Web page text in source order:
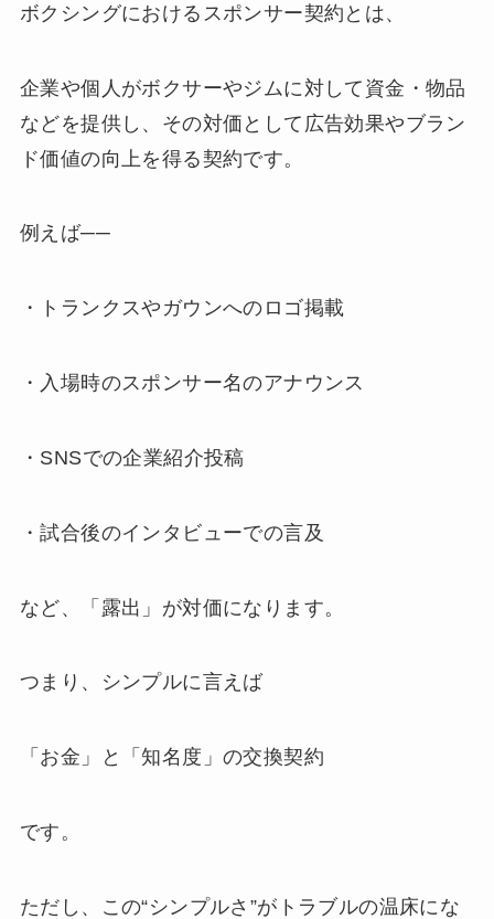
ボクシングにおけるスポンサー契約とは、
企業や個人がボクサーやジムに対して資金・物品
などを提供し、その対価として広告効果やブラン
ド価値の向上を得る契約です。
例えば──
・トランクスやガウンへのロゴ掲載
・入場時のスポンサー名のアナウンス
・SNSでの企業紹介投稿
・試合後のインタビューでの言及
など、「露出」が対価になります。
つまり、シンプルに言えば
「お金」と「知名度」の交換契約
です。
ただし、この“シンプルさ”がトラブルの温床にな